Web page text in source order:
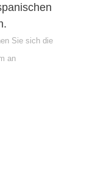
Sie sich die
an